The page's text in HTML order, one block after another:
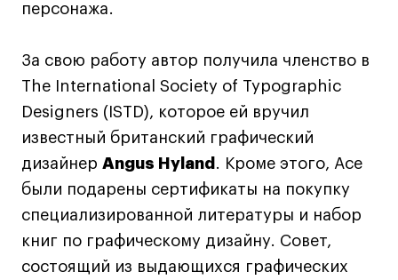
Летние стажировки
Проекты студентов
Работы студентов
«Живые» проекты
Участие в выставках
Britanka New Creatives
Fashion Summer
Проект с Microsoft
персонажа.
За свою работу автор получила членство в
The International Society of Typographic
Designers (ISTD), которое ей вручил
известный британский графический
дизайнерAngus Hyland . Кроме этого, Асе
были подарены сертификаты на покупку
специализированной литературы и набор
книг по графическому дизайну. Совет,
состоящий из выдающихся графических